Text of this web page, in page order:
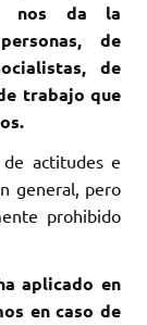
nos da la
de
de
trabajo que
actitudes e
general, pero
prohibido
aplicado en
en caso de